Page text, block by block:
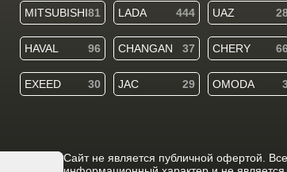
MITSUBISHI81 LADA 444 UAZ
HAVAL 96 CHANGAN 37 CHERY
EXEED 30 JAC 29 OMODA
Cайт не является публичной офертой.